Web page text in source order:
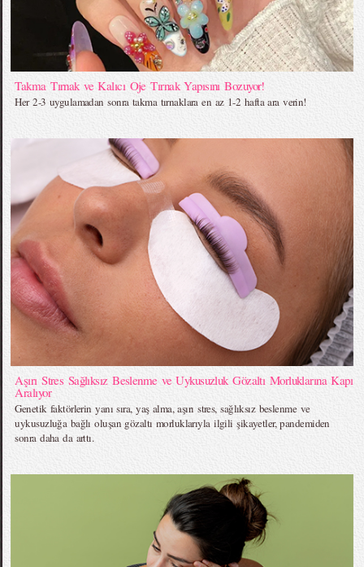
Takma Tırnak ve Kalıcı Oje Tırnak Yapısını Bozuyor!
Her 2-3 uygulamadan sonra takma tırnaklara en az 1-2 hafta ara verin!
Aşırı Stres Sağlıksız Beslenme ve Uykusuzluk Gözaltı Morluklarına Kapı
Aralıyor
Genetik faktörlerin yanı sıra, yaş alma, aşırı stres, sağlıksız beslenme ve
uykusuzluğa bağlı oluşan gözaltı morluklarıyla ilgili şikayetler, pandemiden
sonra daha da arttı.